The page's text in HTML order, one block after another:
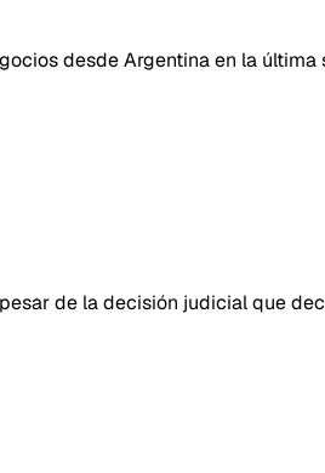
desde Argentina en la última
de la decisión judicial que